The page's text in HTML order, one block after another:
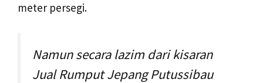
meter persegi.
Namun secara lazim dari kisaran
Jual Rumput Jepang Putussibau